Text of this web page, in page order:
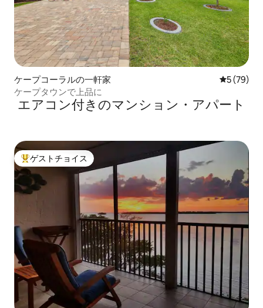
ケープコーラルの一軒家 レビュー
5 (79)
ケープタウンで上品に
エアコン付きのマンション・アパート
大好評のゲストチョイスです。
ゲストチョイス